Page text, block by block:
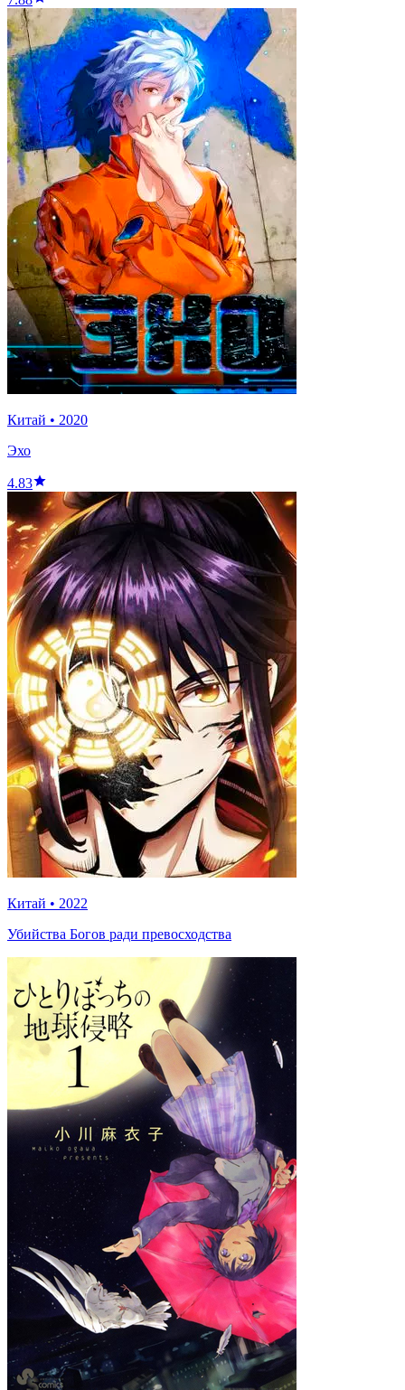
Китай • 2020
Эхо
4.83
Китай • 2022
Убийства Богов ради превосходства